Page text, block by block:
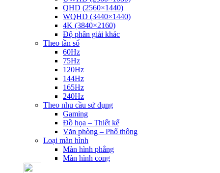
QHD (2560×1440)
WQHD (3440×1440)
4K (3840×2160)
Độ phân giải khác
Theo tần số
60Hz
75Hz
120Hz
144Hz
165Hz
240Hz
Theo nhu cầu sử dụng
Gaming
Đồ họa – Thiết kế
Văn phòng – Phổ thông
Loại màn hình
Màn hình phẳng
Màn hình cong